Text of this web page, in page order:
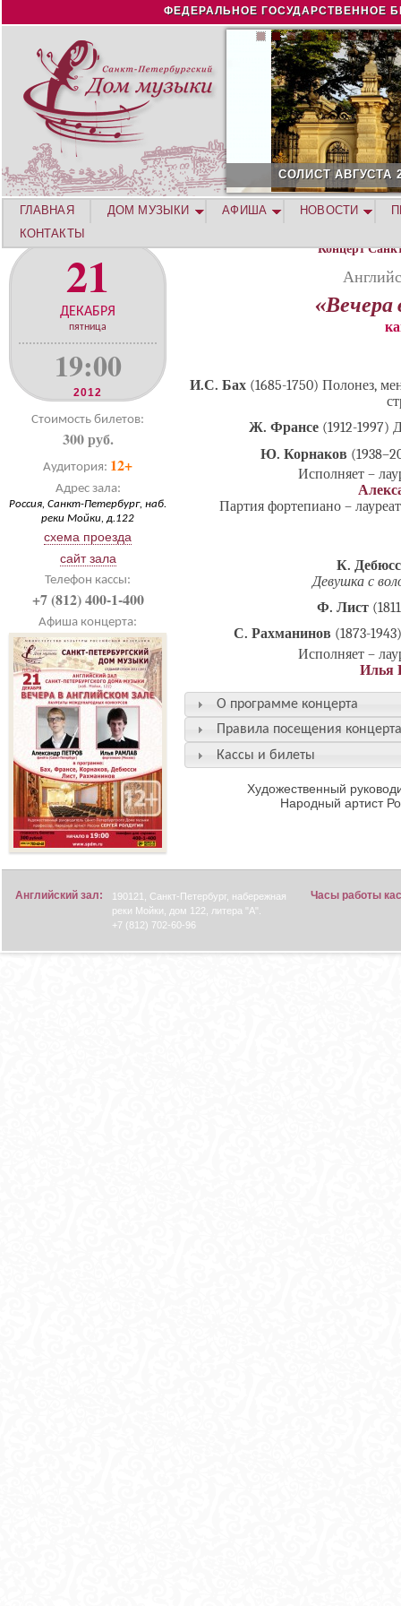
Jump to navigation
ФЕДЕРАЛЬНОЕ ГОСУДАРСТВЕННОЕ
СОЛИСТ АВГУСТА 2026
21
ДЕКАБРЯ
пятница
19:00
2012
Стоимость билетов:
300 руб.
Аудитория: 12+
Адрес зала:
Россия, Санкт-Петербург, наб.
реки Мойки, д.122
схема проезда
сайт зала
Телефон кассы:
+7 (812) 400-1-400
Афиша концерта:
Концерт
«Вечера
И.С. Бах (1685-1750) Полонез,
Ж. Франсе (1912-1997)
Ю. Корнаков
Исполняет –
Партия фортепиано –
К.
Девушка с
Ф. Лист
С. Рахманинов (1873-
Исполняет –
Илья
О программе концерта
Правила посещения
Кассы и билеты
Художественный
Народный артист
ГЛАВНАЯ ДОМ МУЗЫКИ АФИША НОВОСТИ
КОНТАКТЫ
Английский зал:
190121, Санкт-Петербург, набережная
реки Мойки, дом 122, литера "А".
+7 (812) 702-60-96
Часы работы